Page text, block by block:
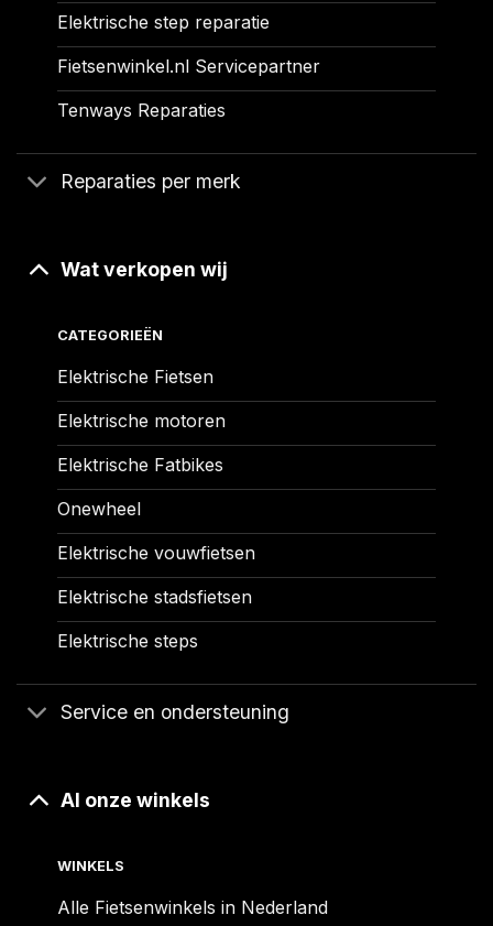
Elektrische step reparatie
Fietsenwinkel.nl Servicepartner
Tenways Reparaties
Reparaties per merk
Wat verkopen wij
CATEGORIEËN
Elektrische Fietsen
Elektrische motoren
Elektrische Fatbikes
Onewheel
Elektrische vouwfietsen
Elektrische stadsfietsen
Elektrische steps
Service en ondersteuning
Al onze winkels
WINKELS
Alle Fietsenwinkels in Nederland